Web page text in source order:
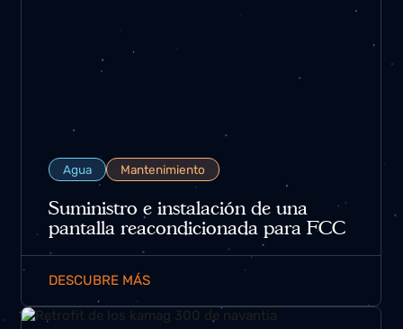
Agua Mantenimiento
Suministro e instalación de una
pantalla reacondicionada para FCC
DESCUBRE MÁS